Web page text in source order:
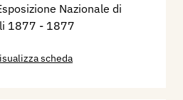
Nazionale di
1877 - 1877
scheda